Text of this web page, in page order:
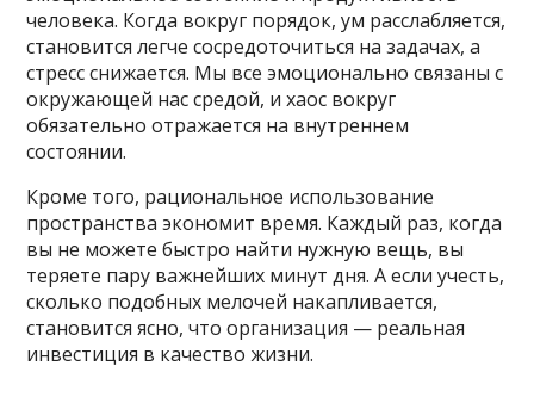
человека. Когда вокруг порядок, ум расслабляется,
становится легче сосредоточиться на задачах, а
стресс снижается. Мы все эмоционально связаны с
окружающей нас средой, и хаос вокруг
обязательно отражается на внутреннем
состоянии.
Кроме того, рациональное использование
пространства экономит время. Каждый раз, когда
вы не можете быстро найти нужную вещь, вы
теряете пару важнейших минут дня. А если учесть,
сколько подобных мелочей накапливается,
становится ясно, что организация — реальная
инвестиция в качество жизни.